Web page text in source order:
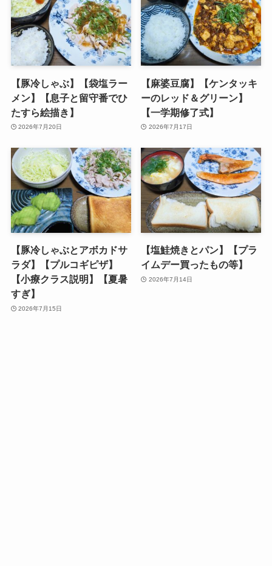
【豚冷しゃぶ】【袋塩ラー
メン】【息子と留守番でひ
たすら絵描き】
2026年7月20日
【麻婆豆腐】【ケンタッキ
ーのレッド＆グリーン】
【一学期修了式】
2026年7月17日
【豚冷しゃぶとアボカドサ
ラダ】【プルコギピザ】
【小療クラス説明】【夏暑
すぎ】
2026年7月15日
【塩鮭焼きとパン】【プラ
イムデー買ったもの等】
2026年7月14日